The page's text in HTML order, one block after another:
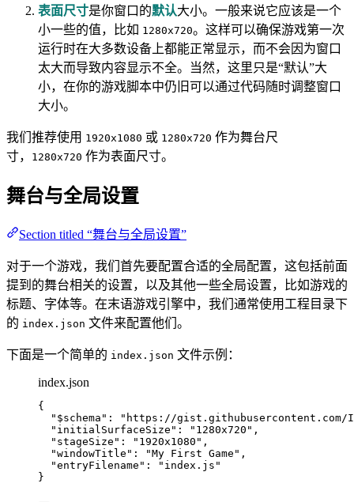
表面尺寸是你窗口的默认大小。一般来说它应该是一个
小一些的值，比如 1280x720。这样可以确保游戏第一次
运行时在大多数设备上都能正常显示，而不会因为窗口
太大而导致内容显示不全。当然，这里只是“默认”大
小，在你的游戏脚本中仍旧可以通过代码随时调整窗口
大小。
我们推荐使用 1920x1080 或 1280x720 作为舞台尺
寸，
1280x720 作为表面尺寸。
舞台与全局设置
Section titled “舞台与全局设置”
对于一个游戏，我们首先要配置合适的全局配置，这包括前面
提到的舞台相关的设置，以及其他一些全局设置，比如游戏的
标题、字体等。在末语游戏引擎中，我们通常使用工程目录下
的 index.json 文件来配置他们。
下面是一个简单的 index.json 文件示例：
index.json
{
"$schema" : " https://gist.githubusercontent.com/
"initialSurfaceSize" : " 1280x720 " ,
"stageSize" : " 1920x1080 " ,
"windowTitle" : "My First Game " ,
"entryFilename" : " index.js "
}